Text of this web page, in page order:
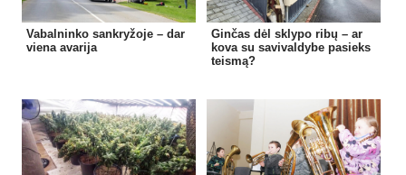
Vabalninko sankryžoje – dar
viena avarija
Ginčas dėl sklypo ribų – ar
kova su savivaldybe pasieks
teismą?